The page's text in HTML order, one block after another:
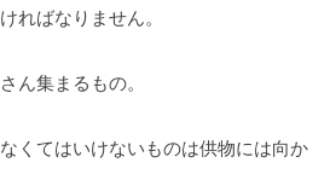
ればなりません。
ん集まるもの。
くてはいけないものは供物には向か